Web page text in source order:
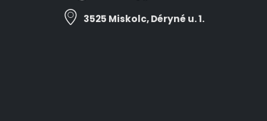
3525 Miskolc, Déryné u. 1.